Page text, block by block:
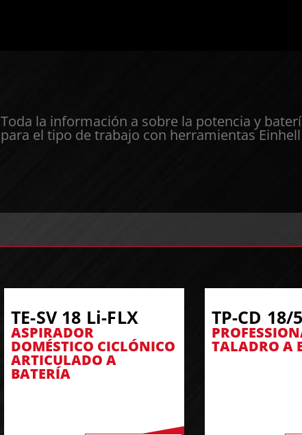
Toda la información a sobre la potencia y
para el tipo de trabajo con herramientas Einhell
TE-SV 18 Li-FLX
ASPIRADOR
DOMÉSTICO CICLÓNICO
ARTICULADO A
BATERÍA
TP-CD 18/
TALADRO A